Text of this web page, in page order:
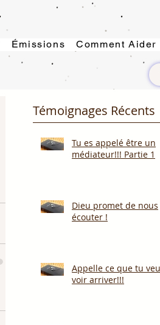
Émissions Comment Aider
Témoignages Récents
Tu es appelé être un
médiateur!!! Partie 1
Dieu promet de nous
écouter !
Appelle ce que tu
voir arriver!!!